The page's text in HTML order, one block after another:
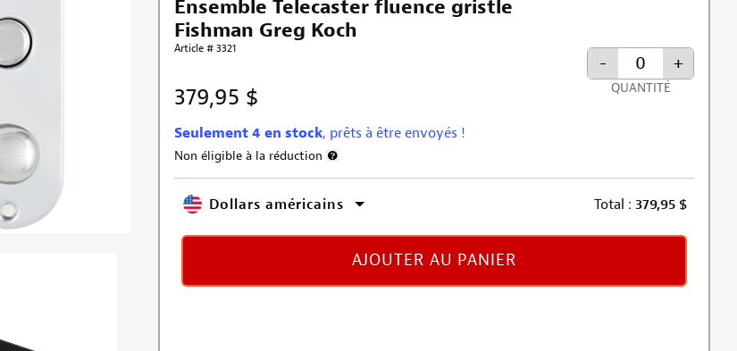
Ensemble Telecaster fluence gristle
Fishman Greg Koch
Article # 3321
379,95 $
Seulement 4 en stock, prêts à être envoyés !
Non éligible à la réduction
- +
QUANTITÉ
Dollars américains Total : 379,95 $
AJOUTER AU PANIER